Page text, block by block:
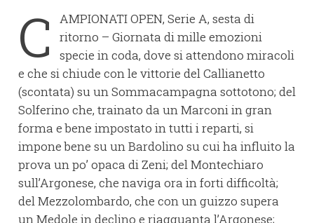
C
AMPIONATI OPEN, Serie A, sesta di
ritorno – Giornata di mille emozioni
specie in coda, dove si attendono miracoli
e che si chiude con le vittorie del Callianetto
(scontata) su un Sommacampagna sottotono; del
Solferino che, trainato da un Marconi in gran
forma e bene impostato in tutti i reparti, si
impone bene su un Bardolino su cui ha influito la
prova un po’ opaca di Zeni; del Montechiaro
sull’Argonese, che naviga ora in forti difficoltà;
del Mezzolombardo, che con un guizzo supera
un Medole in declino e riagguanta l’Argonese;